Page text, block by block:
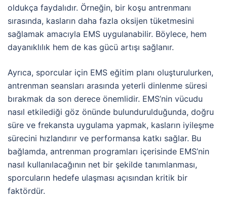
oldukça faydalıdır. Örneğin, bir koşu antrenmanı
sırasında, kasların daha fazla oksijen tüketmesini
sağlamak amacıyla EMS uygulanabilir. Böylece, hem
dayanıklılık hem de kas gücü artışı sağlanır.
Ayrıca, sporcular için EMS eğitim planı oluşturulurken,
antrenman seansları arasında yeterli dinlenme süresi
bırakmak da son derece önemlidir. EMS’nin vücudu
nasıl etkilediği göz önünde bulundurulduğunda, doğru
süre ve frekansta uygulama yapmak, kasların iyileşme
sürecini hızlandırır ve performansa katkı sağlar. Bu
bağlamda, antrenman programları içerisinde EMS’nin
nasıl kullanılacağının net bir şekilde tanımlanması,
sporcuların hedefe ulaşması açısından kritik bir
faktördür.